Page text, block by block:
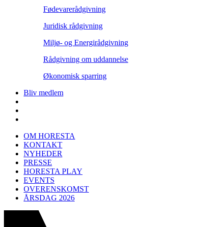
Fødevarerådgivning
Juridisk rådgivning
Miljø- og Energirådgivning
Rådgivning om uddannelse
Økonomisk sparring
Bliv medlem
OM HORESTA
KONTAKT
NYHEDER
PRESSE
HORESTA PLAY
EVENTS
OVERENSKOMST
ÅRSDAG 2026